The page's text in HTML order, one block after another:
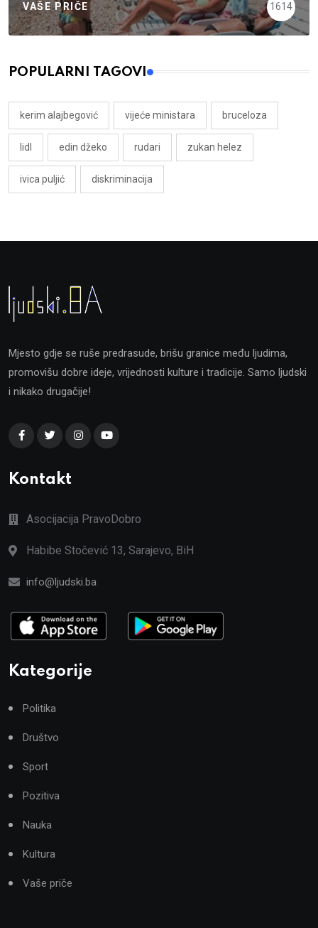
VAŠE PRIČE 1614
POPULARNI TAGOVI
kerim alajbegović vijeće ministara bruceloza
lidl edin džeko rudari zukan helez
ivica puljić diskriminacija
Mjesto gdje se ruše predrasude, brišu granice među ljudima,
promovišu dobre ideje, vrijednosti kulture i tradicije. Samo ljudski
i nikako drugačije!
Kontakt
Asocijacija PravoDobro
Habibe Stočević 13, Sarajevo, BiH
info@ljudski.ba
Kategorije
Politika
Društvo
Sport
Pozitiva
Nauka
Kultura
Vaše priče